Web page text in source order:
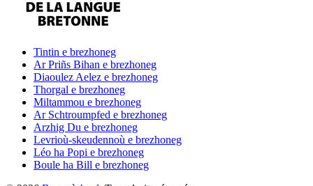
Tintin e brezhoneg
Ar Priñs Bihan e brezhoneg
Diaoulez Aelez e brezhoneg
Thorgal e brezhoneg
Miltammou e brezhoneg
Ar Schtroumpfed e brezhoneg
Arzhig Du e brezhoneg
Levrioù-skeudennoù e brezhoneg
Léo ha Popi e brezhoneg
Boule ha Bill e brezhoneg